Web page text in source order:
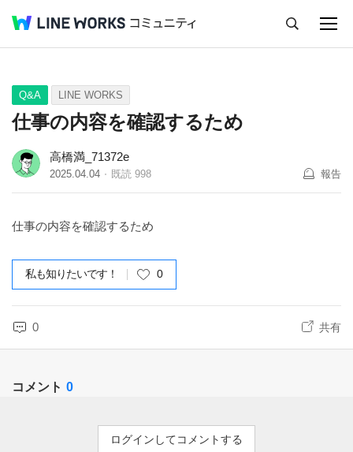
Q&A Tips Ideas
Q&A LINE WORKS
仕事の内容を確認するため
高橋満_71372e
2025.04.04 既読 998 報告
仕事の内容を確認するため
私も知りたいです！ 0
0 共有
コメント 0
ログインしてコメントする